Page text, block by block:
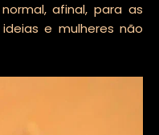
afinal, para as
e mulheres não